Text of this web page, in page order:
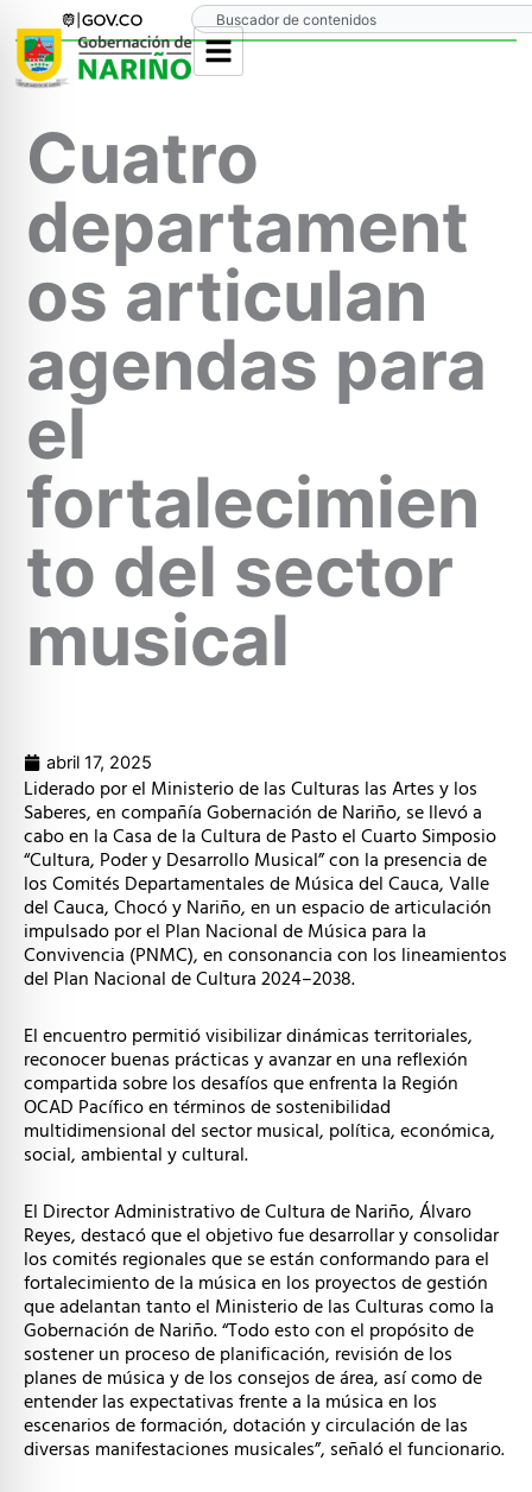
contenido
Search
Cuatro
departament
os articulan
agendas para
el
fortalecimien
to del sector
musical
abril 17, 2025
Liderado por el Ministerio de las Culturas las Artes y los
Saberes, en compañía Gobernación de Nariño, se llevó a
cabo en la Casa de la Cultura de Pasto el Cuarto Simposio
“Cultura, Poder y Desarrollo Musical” con la presencia de
los Comités Departamentales de Música del Cauca, Valle
del Cauca, Chocó y Nariño, en un espacio de articulación
impulsado por el Plan Nacional de Música para la
Convivencia (PNMC), en consonancia con los lineamientos
del Plan Nacional de Cultura 2024–2038.
El encuentro permitió visibilizar dinámicas territoriales,
reconocer buenas prácticas y avanzar en una reflexión
compartida sobre los desafíos que enfrenta la Región
OCAD Pacífico en términos de sostenibilidad
multidimensional del sector musical, política, económica,
social, ambiental y cultural.
El Director Administrativo de Cultura de Nariño, Álvaro
Reyes, destacó que el objetivo fue desarrollar y consolidar
los comités regionales que se están conformando para el
fortalecimiento de la música en los proyectos de gestión
que adelantan tanto el Ministerio de las Culturas como la
Gobernación de Nariño. “Todo esto con el propósito de
sostener un proceso de planificación, revisión de los
planes de música y de los consejos de área, así como de
entender las expectativas frente a la música en los
escenarios de formación, dotación y circulación de las
diversas manifestaciones musicales”, señaló el funcionario.